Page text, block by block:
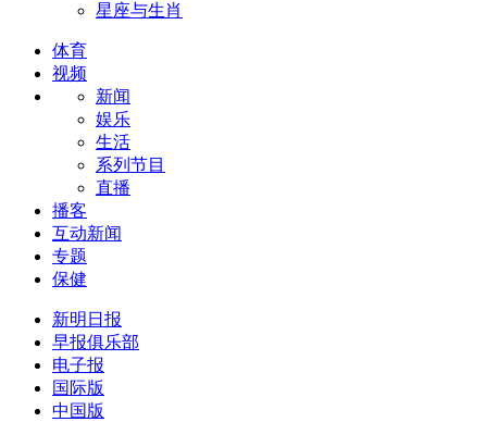
星座与生肖
体育
视频
新闻
娱乐
生活
系列节目
直播
播客
互动新闻
专题
保健
新明日报
早报俱乐部
电子报
国际版
中国版